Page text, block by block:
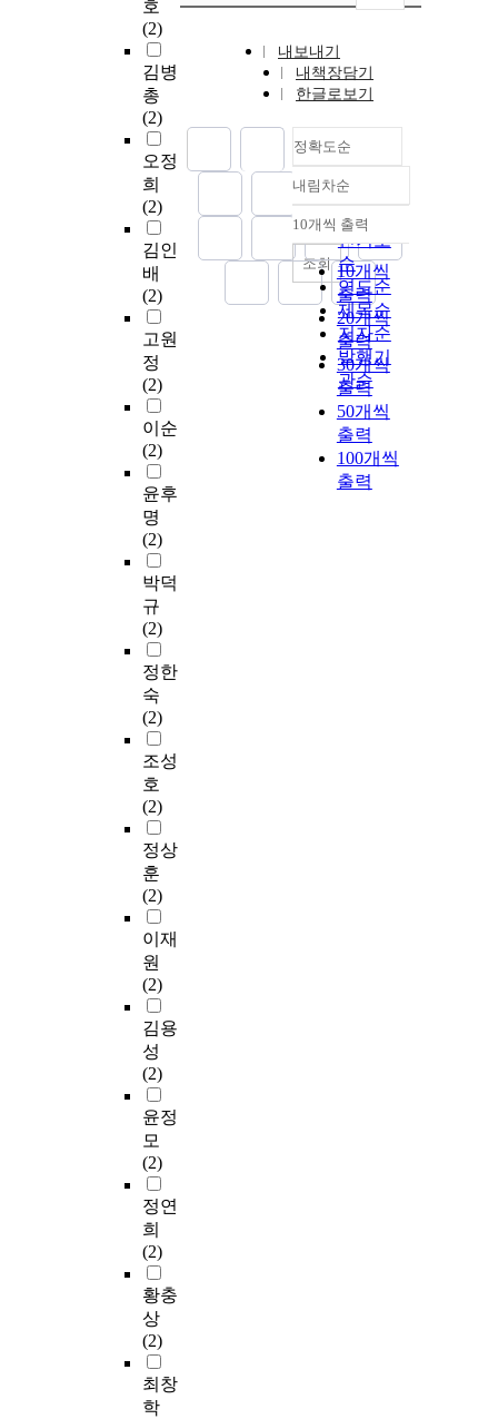
호
(2)
김병
총
(2)
오정
희
(2)
김인
배
(2)
고원
정
(2)
이순
(2)
윤후
명
(2)
박덕
규
(2)
정한
숙
(2)
조성
호
(2)
정상
훈
(2)
이재
원
(2)
김용
성
(2)
윤정
모
(2)
정연
희
(2)
황충
상
(2)
최창
학
내보내기
내책장담기
한글로보기
정확도순
정확도
순
인기도
순
연도순
제목순
저자순
발행기
관순
내림차순
내림차순
10개씩 출력
10개씩
출력
20개씩
출력
30개씩
출력
50개씩
출력
100개씩
출력
조회